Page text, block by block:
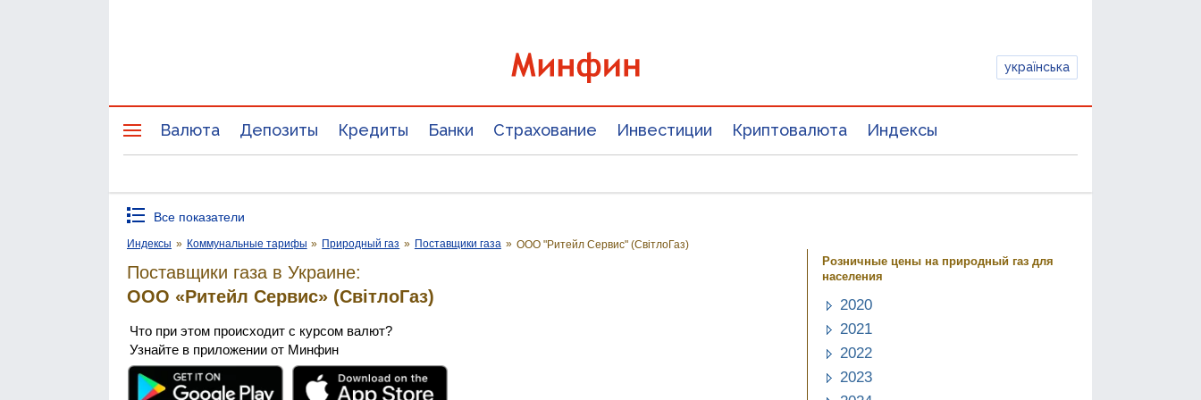
українська
Валюта Депозиты Кредиты Банки Страхование Инвестиции Криптовалюта Индексы
Все показатели
Индексы » Коммунальные тарифы » Природный газ » Поставщики газа » ООО "Ритейл Сервис" (СвітлоГаз)
Поставщики газа в Украине:
ООО «Ритейл Сервис» (СвітлоГаз)
Что при этом происходит с курсом валют?
Узнайте в приложении от Минфин
Розничные цены на природный газ для
населения
2020
2021
2022
2023